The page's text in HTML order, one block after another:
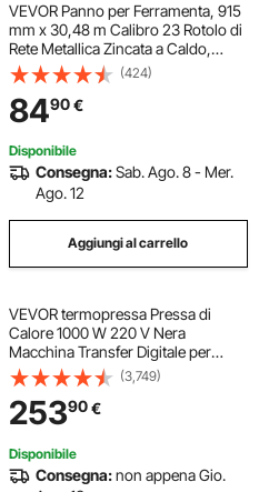
VEVOR Panno per Ferramenta, 915
mm x 30,48 m Calibro 23 Rotolo di
Rete Metallica Zincata a Caldo,
Recinzione in Filo Metallico per
Polli, Rete Metallica per Gabbie per
Giardino, Piccoli Roditori
(424)
8490€
Disponibile
Consegna:Sab. Ago. 8 - Mer.
Ago. 12
Aggiungi al carrello
VEVOR termopressa Pressa di
Calore 1000 W 220 V Nera
Macchina Transfer Digitale per
Pressa a Caldo 10 in 1 30x38cm
Macchina per Sublimazione
(3,749)
25390€
Disponibile
Consegna:non appena Gio.